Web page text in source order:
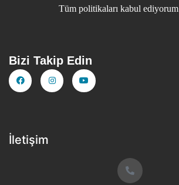
Tüm politikaları kabul ediyorum
Bizi Takip Edin
İletişim